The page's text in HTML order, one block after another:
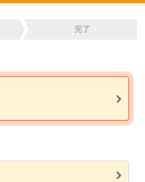
完了